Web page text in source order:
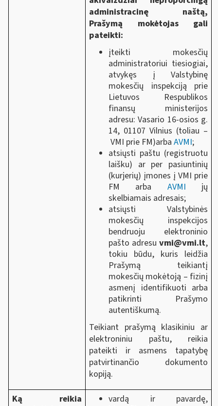
administracinę naštą,
Prašymą mokėtojas gali
pateikti:
įteikti mokesčių
administratoriui tiesiogiai,
atvykęs į Valstybinę
mokesčių inspekciją prie
Lietuvos Respublikos
finansų ministerijos
adresu: Vasario 16-osios g.
14, 01107 Vilnius (toliau ‒
VMI prie FM)arbaAVMI;
atsiųsti paštu (registruotu
laišku) ar per pasiuntinių
(kurjerių) įmones į VMI prie
FM arba AVMI jų
skelbiamais adresais;
atsiųsti Valstybinės
mokesčių inspekcijos
bendruoju elektroninio
pašto adresu vmi@vmi.lt,
tokiu būdu, kuris leidžia
Prašymą teikiantį
mokesčių mokėtoją ‒ fizinį
asmenį identifikuoti arba
patikrinti Prašymo
autentiškumą.
Teikiant prašymą klasikiniu ar
elektroniniu paštu, reikia
pateikti ir asmens tapatybę
patvirtinančio dokumento
kopiją.
Ką reikia
vardą ir pavardę,